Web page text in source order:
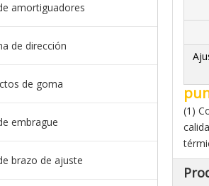
amortiguadores
de dirección
de goma
embrague
brazo de ajuste
(1)